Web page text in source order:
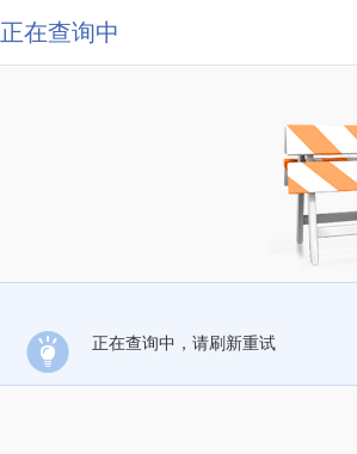
正在查询中
正在查询中，请刷新重试